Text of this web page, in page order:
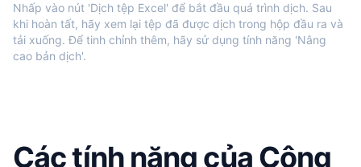
Nhấp vào nút 'Dịch tệp Excel' để bắt đầu quá trình dịch. Sau
khi hoàn tất, hãy xem lại tệp đã được dịch trong hộp đầu ra và
tải xuống. Để tinh chỉnh thêm, hãy sử dụng tính năng 'Nâng
cao bản dịch'.
Các tính năng của Công